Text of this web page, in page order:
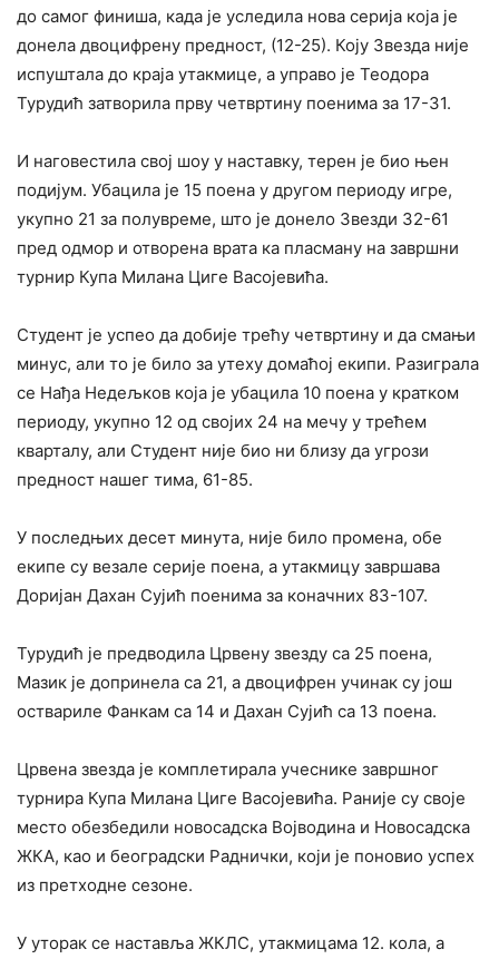
до самог финиша, када је уследила нова серија која је
донела двоцифрену предност, (12-25). Коју Звезда није
испуштала до краја утакмице, а управо је Теодора
Турудић затворила прву четвртину поенима за 17-31.
И наговестила свој шоу у наставку, терен је био њен
подијум. Убацила је 15 поена у другом периоду игре,
укупно 21 за полувреме, што је донело Звезди 32-61
пред одмор и отворена врата ка пласману на завршни
турнир Купа Милана Циге Васојевића.
Студент је успео да добије трећу четвртину и да смањи
минус, али то је било за утеху домаћој екипи. Разиграла
се Нађа Недељков која је убацила 10 поена у кратком
периоду, укупно 12 од својих 24 на мечу у трећем
кварталу, али Студент није био ни близу да угрози
предност нашег тима, 61-85.
У последњих десет минута, није било промена, обе
екипе су везале серије поена, а утакмицу завршава
Доријан Дахан Сујић поенима за коначних 83-107.
Турудић је предводила Црвену звезду са 25 поена,
Мазик је допринела са 21, а двоцифрен учинак су још
оствариле Фанкам са 14 и Дахан Сујић са 13 поена.
Црвена звезда је комплетирала учеснике завршног
турнира Купа Милана Циге Васојевића. Раније су своје
место обезбедили новосадска Војводина и Новосадска
ЖКА, као и београдски Раднички, који је поновио успех
из претходне сезоне.
У уторак се наставља ЖКЛС, утакмицама 12. кола, а